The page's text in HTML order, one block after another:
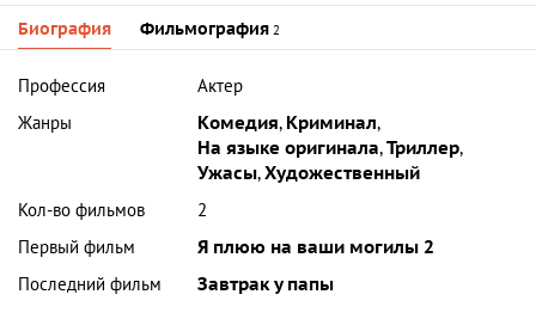
Биография Фильмография 2
Профессия
Актер
Жанры
Комедия, Криминал,
На языке оригинала,Триллер,
Ужасы,Художественный
Кол-во фильмов
2
Первый фильм
Я плюю на ваши могилы 2
Последний фильм
Завтрак у папы